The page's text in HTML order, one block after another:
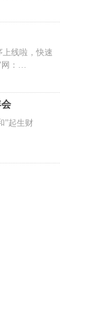
造上
上线啦，快速
：
会
”起生财